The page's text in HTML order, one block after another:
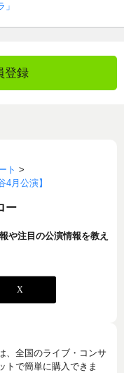
登録
ト >
月公演】
ー
や注目の公演情報を教え
、全国のライブ・コンサ
トで簡単に購入できま